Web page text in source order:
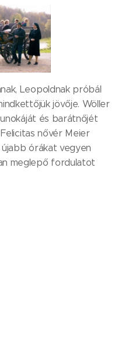
Leopoldnak próbál
jövője. Wöller
és barátnőjét
nővér Meier
órákat vegyen
meglepő fordulatot